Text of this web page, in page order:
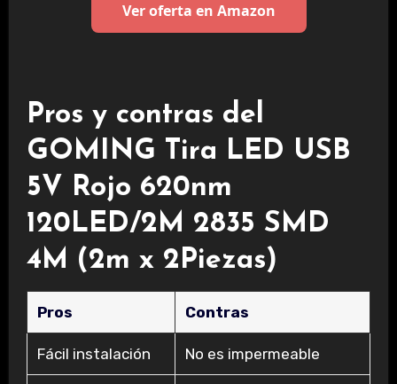
Ver oferta en Amazon
Pros y contras del
GOMING Tira LED USB
5V Rojo 620nm
120LED/2M 2835 SMD
4M (2m x 2Piezas)
Pros Contras
Fácil instalación No es impermeable